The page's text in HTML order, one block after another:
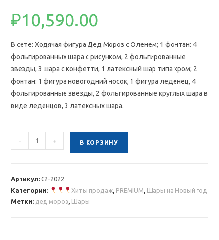
₽10,590.00
В сете: Ходячая фигура Дед Мороз с Оленем; 1 фонтан: 4
фольгированных шара с рисунком, 2 фольгированные
звезды, 3 шара с конфетти, 1 латексный шар типа хром; 2
фонтан: 1 фигура новогодний носок, 1 фигура леденец, 4
фольгированные звезды, 2 фольгированные круглых шара в
виде леденцов, 3 латексных шара.
Количество
товара
Дедом
- + В КОРЗИНУ
Артикул:02-2022
Категории:
Хиты продаж, PREMIUM Шары на Новый год
Метки: дед мороз Шары